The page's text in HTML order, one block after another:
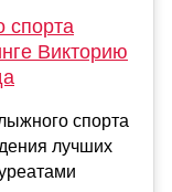
спорта
Викторию
спорта
лучших